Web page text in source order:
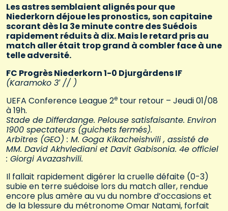
Les astres semblaient alignés pour que
Niederkorn déjoue les pronostics, son capitaine
scorant dès la 3e minute contre des Suédois
rapidement réduits à dix. Mais le retard pris au
match aller était trop grand à combler face à une
telle adversité.
FC Progrès Niederkorn 1-0 Djurgårdens IF
(Karamoko 3′ // )
UEFA Conference League 2e tour retour – Jeudi 01/08
à 19h.
Stade de Differdange. Pelouse satisfaisante. Environ
1900 spectateurs (guichets fermés).
Arbitres (GEO) : M. Goga Kikacheishvili , assisté de
MM. David Akhvlediani et Davit Gabisonia. 4e officiel
: Giorgi Avazashvili.
Il fallait rapidement digérer la cruelle défaite (0-3)
subie en terre suédoise lors du match aller, rendue
encore plus amère au vu du nombre d’occasions et
de la blessure du métronome Omar Natami, forfait